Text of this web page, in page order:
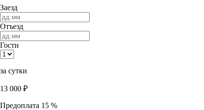
Заезд
Отъезд
Гости
за сутки
13 000 ₽
Предоплата 15 %